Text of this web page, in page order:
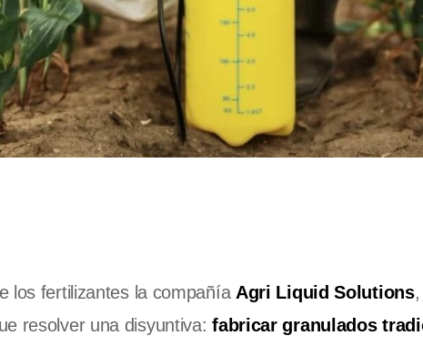
los fertilizantes la compañía Agri Liquid Solutions,
resolver una disyuntiva:fabricar granulados